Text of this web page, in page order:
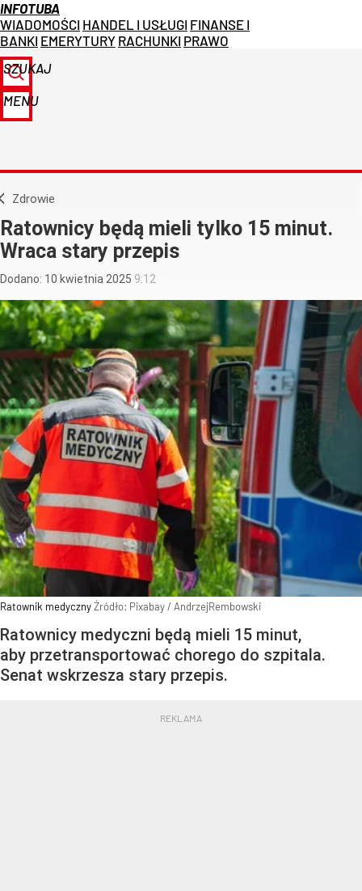
INFOTUBA
WIADOMOŚCI HANDEL I USŁUGI FINANSE I
BANKI EMERYTURY RACHUNKI PRAWO
SZUKAJ
MENU
Zdrowie
Ratownicy będą mieli tylko 15 minut.
Wraca stary przepis
Dodano: 10 kwietnia 2025 9:12
Ratownik medycznyŹródło: Pixabay/ AndrzejRembowski
Ratownicy medyczni będą mieli 15 minut,
aby przetransportować chorego do szpitala.
Senat wskrzesza stary przepis.